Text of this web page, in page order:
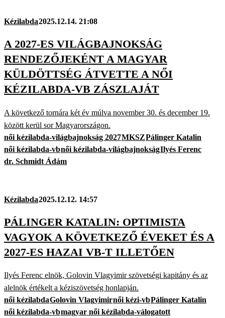
Kézilabda2025.12.14. 21:08
A 2027-ES VILÁGBAJNOKSÁG
RENDEZŐJEKÉNT A MAGYAR
KÜLDÖTTSÉG ÁTVETTE A NŐI
KÉZILABDA-VB ZÁSZLAJÁT
A következő tornára két év múlva november 30. és december 19.
között kerül sor Magyarországon.
női kézilabda-világbajnokság 2027MKSZPálinger Katalin
női kézilabda-vbnői kézilabda-világbajnokságIlyés Ferenc
dr. Schmidt Ádám
Kézilabda2025.12.12. 14:57
PÁLINGER KATALIN: OPTIMISTA
VAGYOK A KÖVETKEZŐ ÉVEKET ÉS A
2027-ES HAZAI VB-T ILLETŐEN
Ilyés Ferenc elnök, Golovin Vlagyimir szövetségi kapitány és az
alelnök értékelt a kéziszövetség honlapján.
női kézilabdaGolovin Vlagyimirnői kézi-vbPálinger Katalin
női kézilabda-vbmagyar női kézilabda-válogatott